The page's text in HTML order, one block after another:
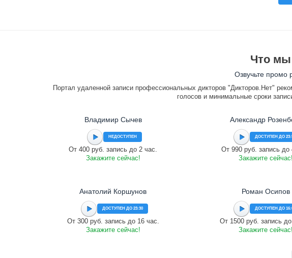
Что
Озвучьте промо
Портал удаленной записи профессиональных дикторов "Дикторов.Нет"
голосов и минимальные сроки
Владимир Сычев
НЕДОСТУПЕН
От 400 руб. запись до 2 час.
Закажите сейчас!
Александр
ДОСТУПЕН ДО
От 990 руб. запись до
Закажите сейчас!
Анатолий Коршунов
ДОСТУПЕН ДО 23:30
От 300 руб. запись до 16 час.
Закажите сейчас!
Роман Осипов
ДОСТУПЕН ДО
От 1500 руб. запись
Закажите сейчас!